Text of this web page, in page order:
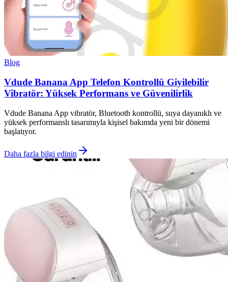
Blog
Vdude Banana App Telefon Kontrollü Giyilebilir
Vibratör: Yüksek Performans ve Güvenilirlik
Vdude Banana App vibratör, Bluetooth kontrollü, suya dayanıklı ve
yüksek performanslı tasarımıyla kişisel bakımda yeni bir dönemi
başlatıyor.
Daha fazla bilgi edinin